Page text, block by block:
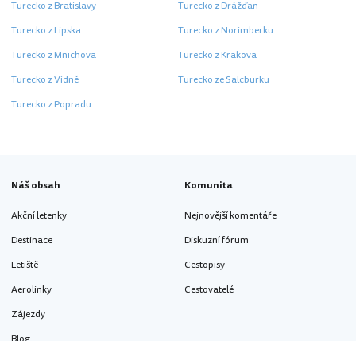
Turecko z Bratislavy
Turecko z Drážďan
Turecko z Lipska
Turecko z Norimberku
Turecko z Mnichova
Turecko z Krakova
Turecko z Vídně
Turecko ze Salcburku
Turecko z Popradu
Náš obsah
Akční letenky
Destinace
Letiště
Aerolinky
Zájezdy
Komunita
Nejnovější komentáře
Diskuzní fórum
Cestopisy
Cestovatelé